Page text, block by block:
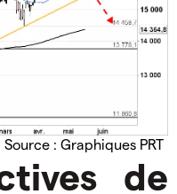
Source : Graphiques PRT
de